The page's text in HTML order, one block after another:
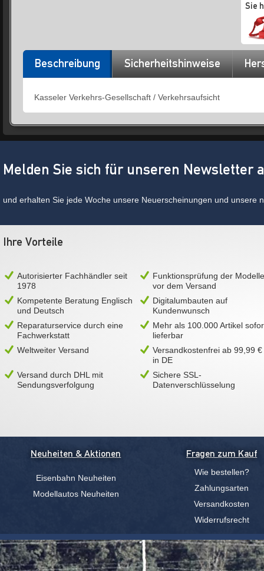
Sie
Beschreibung Sicherheitshinweise
Kasseler Verkehrs-Gesellschaft / Verkehrsaufsicht
Melden Sie sich für unseren Newsletter
und erhalten Sie jede Woche unsere Neuerscheinungen und unsere
Ihre Vorteile
Autorisierter Fachhändler seit
1978
Funktionsprüfung der Modelle
vor dem Versand
Kompetente Beratung Englisch
und Deutsch
Digitalumbauten auf
Kundenwunsch
Reparaturservice durch eine
Fachwerkstatt
Mehr als 100.000 Artikel
lieferbar
Weltweiter Versand
Versandkostenfrei ab 99,99 €
in DE
Versand durch DHL mit
Sendungsverfolgung
Sichere SSL-
Datenverschlüsselung
Neuheiten & Aktionen
Eisenbahn Neuheiten
Modellautos Neuheiten
Fragen zum Kauf
Wie bestellen?
Zahlungsarten
Versandkosten
Widerrufsrecht